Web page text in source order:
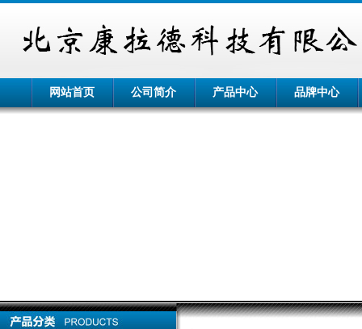
网站首页 公司简介 产品中心 品牌中心